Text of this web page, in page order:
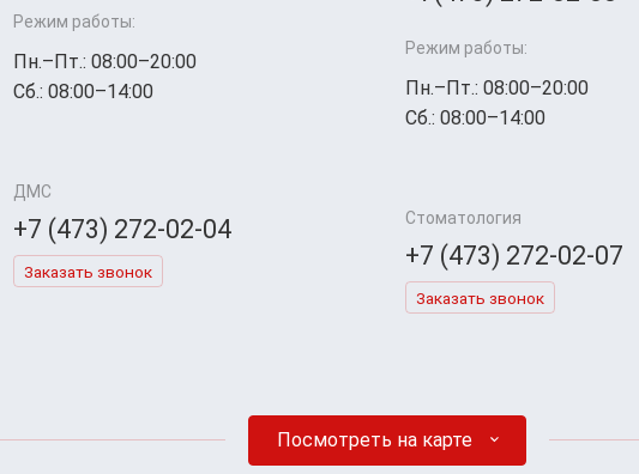
Режим работы:
Пн.–Пт.: 08:00–20:00
Сб.: 08:00–14:00
ДМС
+7 (473) 272-02-04
Заказать звонок
Режим работы:
Пн.–Пт.: 08:00–20:00
Сб.: 08:00–14:00
Стоматология
+7 (473) 272-02-07
Заказать звонок
Посмотреть на карте